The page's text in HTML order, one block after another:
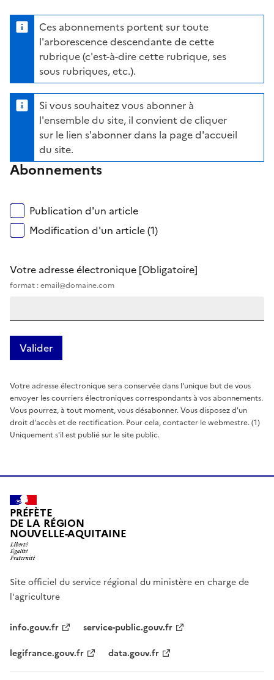
Ces abonnements portent sur toute
l'arborescence descendante de cette
rubrique (c'est-à-dire cette rubrique, ses
sous rubriques, etc.).
Si vous souhaitez vous abonner à
l'ensemble du site, il convient de cliquer
sur le lien s'abonner dans la page d'accueil
du site.
Abonnements
Publication d'un article
Modification d'un article (1)
Votre adresse électronique [Obligatoire]
format : email@domaine.com
Votre adresse électronique sera conservée dans l'unique but de vous
envoyer les courriers électroniques correspondants à vos abonnements.
Vous pourrez, à tout moment, vous désabonner. Vous disposez d'un
droit d'accès et de rectification. Pour cela, contacter le webmestre. (1)
Uniquement s'il est publié sur le site public.
PRÉFÈTE
DE LA RÉGION
NOUVELLE-AQUITAINE
Site officiel du service régional du ministère en charge de
l'agriculture
info.gouv.fr
service-public.gouv.fr
legifrance.gouv.fr
data.gouv.fr